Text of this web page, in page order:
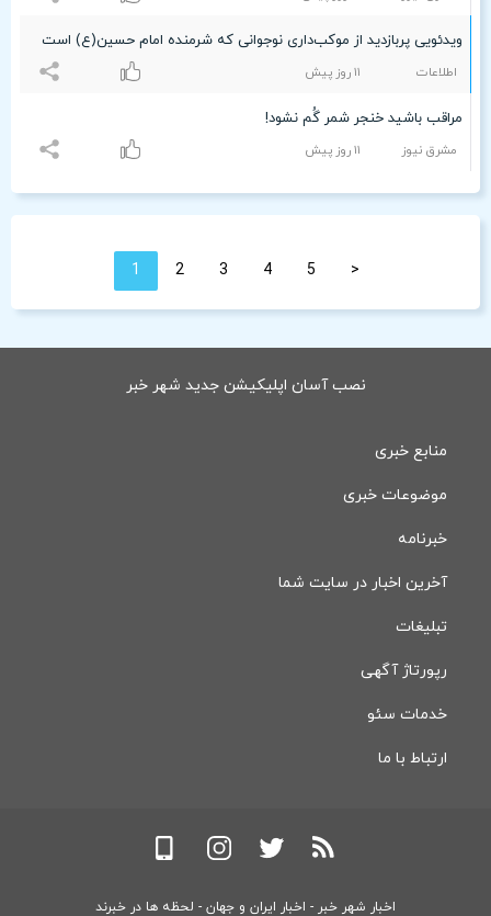
ویدئویی پربازدید از موکب‌داری نوجوانی که شرمنده امام حسین(ع) است
اطلاعات ۱۱ روز پیش
مراقب باشید خنجر شمر گُم نشود!
مشرق نیوز ۱۱ روز پیش
1 2 3 4 5 <
نصب آسان اپلیکیشن جدید شهر خبر
منابع خبری
موضوعات خبری
خبرنامه
آخرین اخبار در سایت شما
تبلیغات
رپورتاژ آگهی
خدمات سئو
ارتباط با ما
اخبار شهر خبر - اخبار ایران و جهان - لحظه ها در خبرند